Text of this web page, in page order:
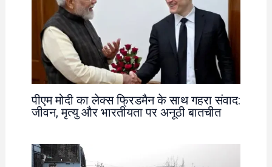
पीएम मोदी का लेक्स फ्रिडमैन के साथ गहरा संवाद:
जीवन, मृत्यु और भारतीयता पर अनूठी बातचीत